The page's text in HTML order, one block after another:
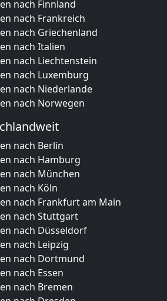
nach Finnland
nach Frankreich
nach Griechenland
nach Italien
nach Liechtenstein
nach Luxemburg
nach Niederlande
nach Norwegen
nach Berlin
nach Hamburg
nach München
nach Köln
nach Frankfurt am Main
nach Stuttgart
nach Düsseldorf
nach Leipzig
nach Dortmund
nach Essen
nach Bremen